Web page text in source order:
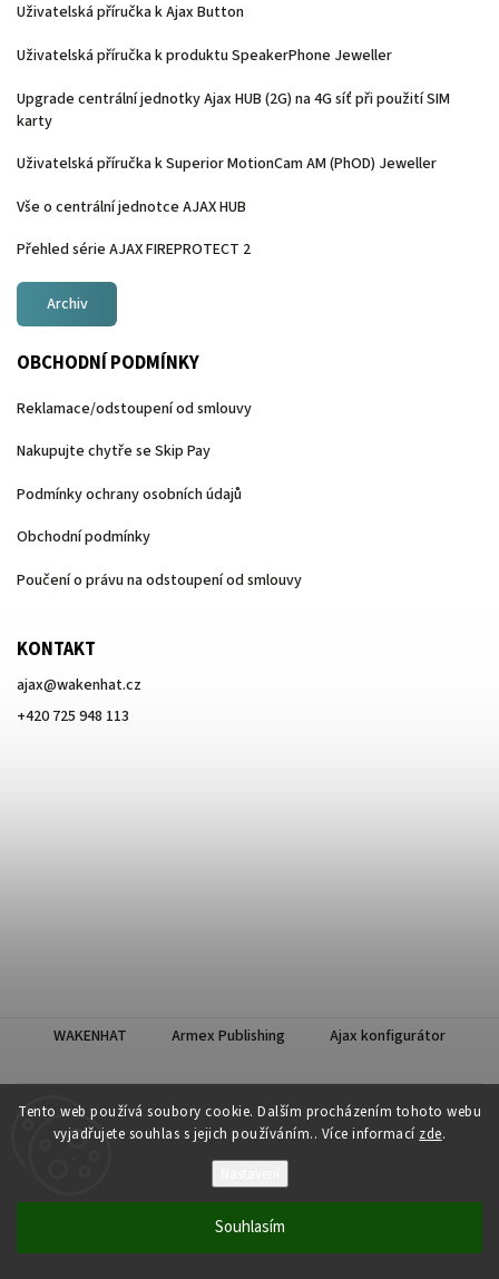
Tento web používá soubory cookie. Dalším procházením tohoto webu
vyjadřujete souhlas s jejich používáním.. Více informací zde.
Souhlasím
Uživatelská příručka k Ajax Button
Uživatelská příručka k produktu SpeakerPhone Jeweller
Upgrade centrální jednotky Ajax HUB (2G) na 4G síť při použití SIM
karty
Uživatelská příručka k Superior MotionCam AM (PhOD) Jeweller
Vše o centrální jednotce AJAX HUB
Přehled série AJAX FIREPROTECT 2
Archiv
OBCHODNÍ PODMÍNKY
Reklamace/odstoupení od smlouvy
Nakupujte chytře se Skip Pay
Podmínky ochrany osobních údajů
Obchodní podmínky
Poučení o právu na odstoupení od smlouvy
KONTAKT
ajax@wakenhat.cz
+420 725 948 113
WAKENHAT Armex Publishing Ajax konfigurátor